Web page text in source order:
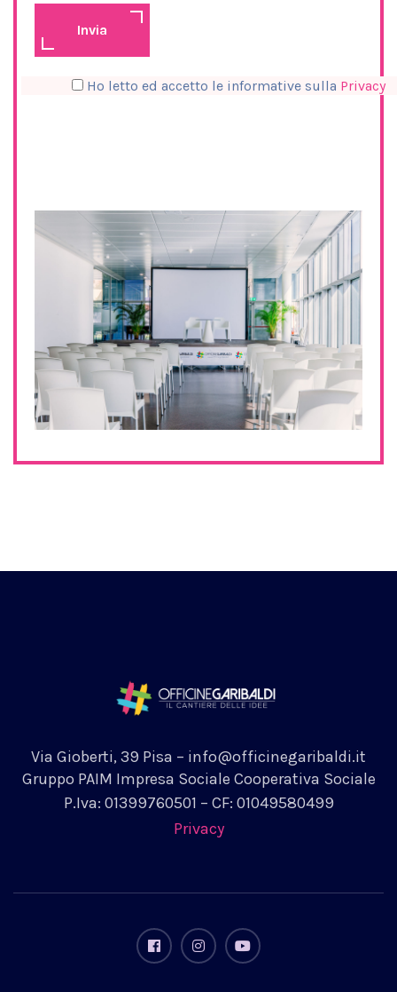
Invia
Ho letto ed accetto le informative sulla Privacy
Via Gioberti, 39 Pisa – info@officinegaribaldi.it
Gruppo PAIM Impresa Sociale Cooperativa Sociale
P.Iva: 01399760501 – CF: 01049580499
Privacy